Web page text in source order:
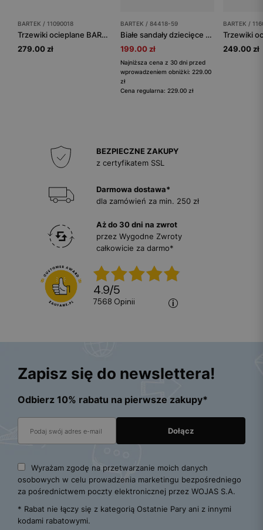
BARTEK / 11090018
Trzewiki ocieplane BARTEK 11090018, dla chłopców, zielony
279.00 zł
BARTEK / 84418-59
Białe sandały dziecięce z zabudowanym przodem BARTEK 84418-59
199.00 zł
Najniższa cena z 30 dni przed
wprowadzeniem obniżki: 229.00
zł
Cena regularna: 229.00 zł
BARTEK /
249.00 zł
BEZPIECZNE ZAKUPY
z certyfikatem SSL
Darmowa dostawa*
dla zamówień za min. 250 zł
Aż do 30 dni na zwrot
przez Wygodne Zwroty
całkowicie za darmo*
4.9/5
7568 opinii
Zapisz się do newslettera!
Odbierz 10% rabatu na pierwsze zakupy*
Wyrażam zgodę na przetwarzanie moich danych
osobowych w celu prowadzenia marketingu bezpośredniego
za pośrednictwem poczty elektronicznej przez WOJAS S.A.
* Rabat nie łączy się z kategorią Ostatnie Pary ani z innymi
kodami rabatowymi.